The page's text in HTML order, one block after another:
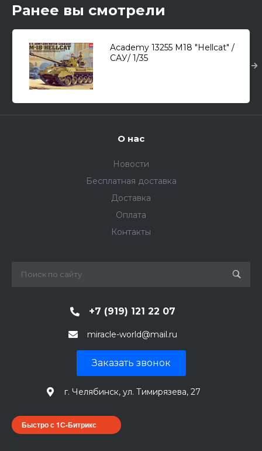
Ранее вы смотрели
Academy 13255 M18 "Hellcat" /
САУ/ 1/35
О нас
Новости
Бесплатная доставка
Доставка
Оплата
Контакты
+7 (919) 121 22 07
miracle-world@mail.ru
Заказать звонок
г. Челябинск, ул. Тимирязева, 27
Быстро с 1С-Битрикс